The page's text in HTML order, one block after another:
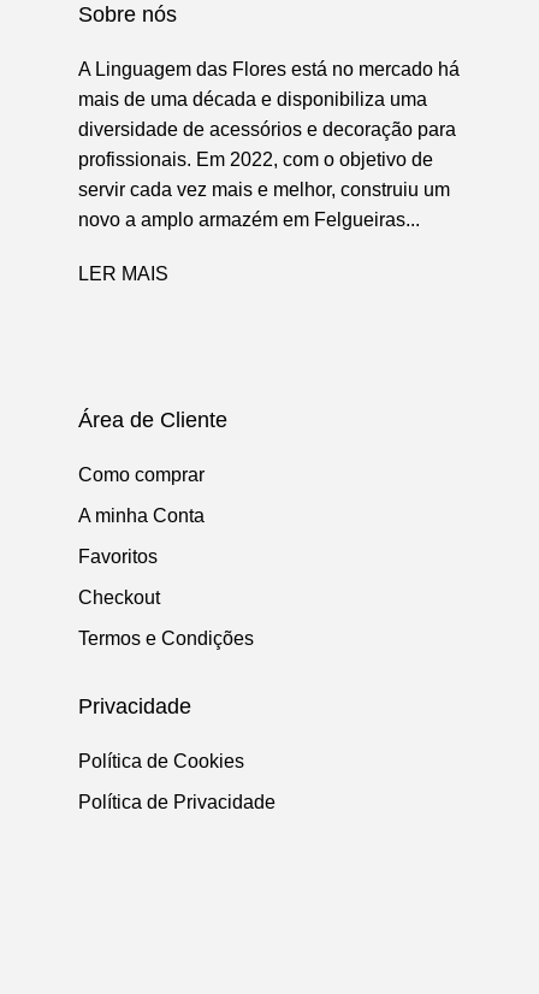
Sobre nós
A Linguagem das Flores está no mercado há
mais de uma década e disponibiliza uma
diversidade de acessórios e decoração para
profissionais. Em 2022, com o objetivo de
servir cada vez mais e melhor, construiu um
novo a amplo armazém em Felgueiras...
LER MAIS
Área de Cliente
Como comprar
A minha Conta
Favoritos
Checkout
Termos e Condições
Privacidade
Política de Cookies
Política de Privacidade